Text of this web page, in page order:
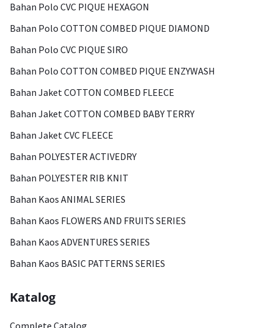
Bahan Polo CVC PIQUE HEXAGON
Bahan Polo COTTON COMBED PIQUE DIAMOND
Bahan Polo CVC PIQUE SIRO
Bahan Polo COTTON COMBED PIQUE ENZYWASH
Bahan Jaket COTTON COMBED FLEECE
Bahan Jaket COTTON COMBED BABY TERRY
Bahan Jaket CVC FLEECE
Bahan POLYESTER ACTIVEDRY
Bahan POLYESTER RIB KNIT
Bahan Kaos ANIMAL SERIES
Bahan Kaos FLOWERS AND FRUITS SERIES
Bahan Kaos ADVENTURES SERIES
Bahan Kaos BASIC PATTERNS SERIES
Katalog
Complete Catalog